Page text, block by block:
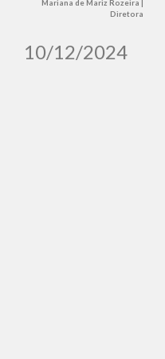
Mariana de Mariz Rozeira |
Diretora
10/12/2024